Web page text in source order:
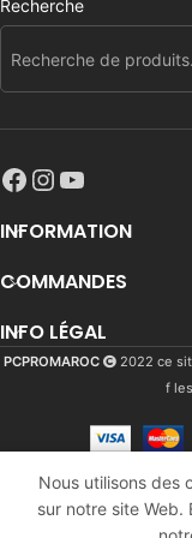
Recherche
INFORMATION
COMMANDES
INFO LÉGAL
PCPROMAROC 2022 ce
f
Nous utilisons des
sur notre site
AOPEN
CHROMEBOX